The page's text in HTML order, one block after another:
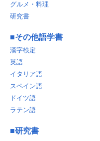
グルメ・料理
研究書
■その他語学書
漢字検定
英語
イタリア語
スペイン語
ドイツ語
ラテン語
■研究書